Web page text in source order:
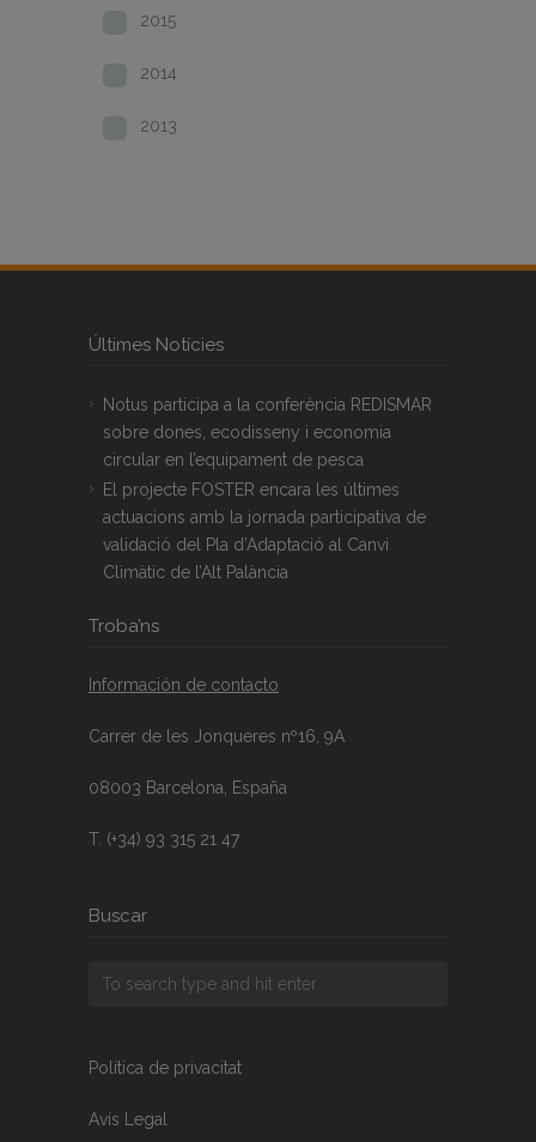
2015
2014
2013
Últimes Notícies
Notus participa a la conferència REDISMAR
sobre dones, ecodisseny i economia
circular en l’equipament de pesca
El projecte FOSTER encara les últimes
actuacions amb la jornada participativa de
validació del Pla d’Adaptació al Canvi
Climàtic de l’Alt Palància
Troba’ns
Información de contacto
Carrer de les Jonqueres nº16, 9A
08003 Barcelona, España
T. (+34) 93 315 21 47
Buscar
Política de privacitat
Avís Legal